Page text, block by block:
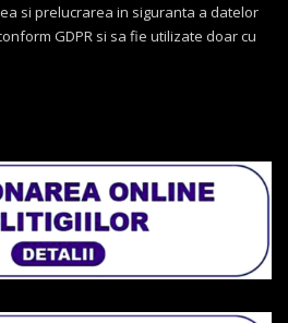
si prelucrarea in siguranta a datelor
GDPR si sa fie utilizate doar cu